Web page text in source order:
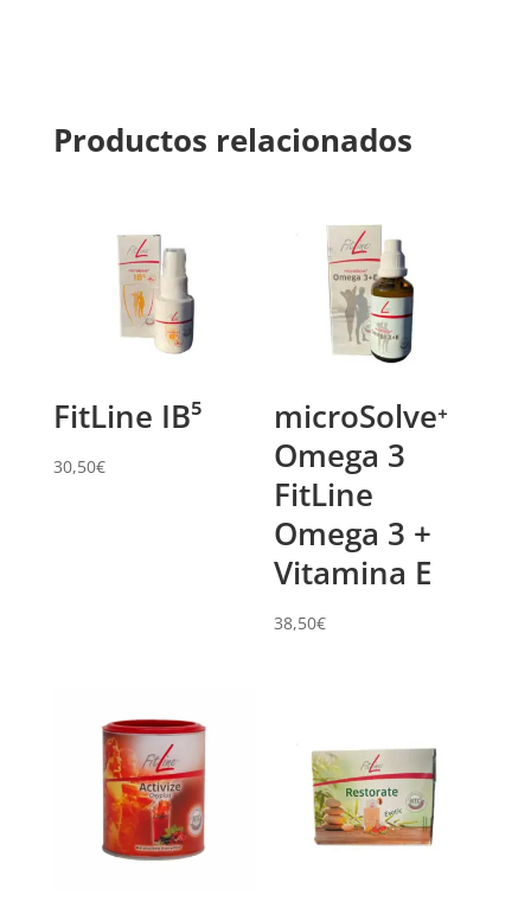
Productos relacionados
FitLine IB⁵
30,50€
microSolve⁺
Omega 3
FitLine
Omega 3 +
Vitamina E
38,50€